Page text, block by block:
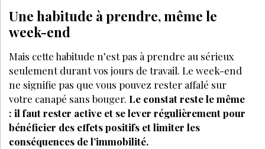
Une habitude à prendre, même le
week-end
Mais cette habitude n’est pas à prendre au sérieux
seulement durant vos jours de travail. Le week-end
ne signifie pas que vous pouvez rester affalé sur
votre canapé sans bouger. Le constat reste le même
: il faut rester active et se lever régulièrement pour
bénéficier des effets positifs et limiter les
conséquences de l’immobilité.